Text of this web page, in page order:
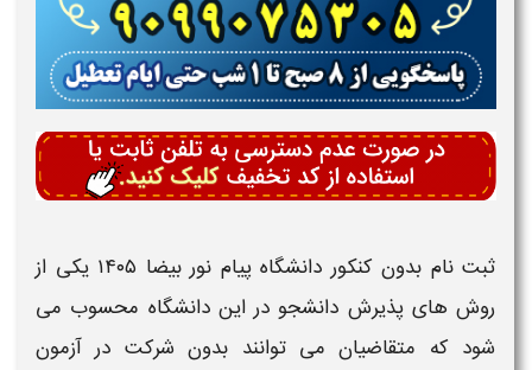
ثبت نام بدون کنکور دانشگاه پیام نور بیضا ۱۴۰۵
یکی از
روش‌ های پذیرش دانشجو در ایندانشگاه محسوب می‌
شود که متقاضیان می‌ توانند بدونشرکت در آزمون